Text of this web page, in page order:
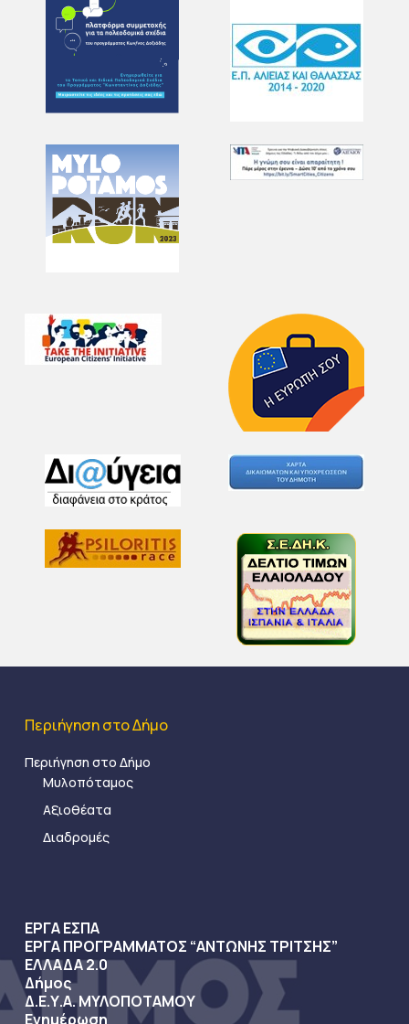
Περιήγηση στο Δήμο
Περιήγηση στο Δήμο
Μυλοπόταμος
Αξιοθέατα
Διαδρομές
ΕΡΓΑ ΕΣΠΑ
ΕΡΓΑ ΠΡΟΓΡΑΜΜΑΤΟΣ “ΑΝΤΩΝΗΣ ΤΡΙΤΣΗΣ”
ΕΛΛΑΔΑ 2.0
Δήμος
Δ.Ε.Υ.Α. ΜΥΛΟΠΟΤΑΜΟΥ
Ενημέρωση